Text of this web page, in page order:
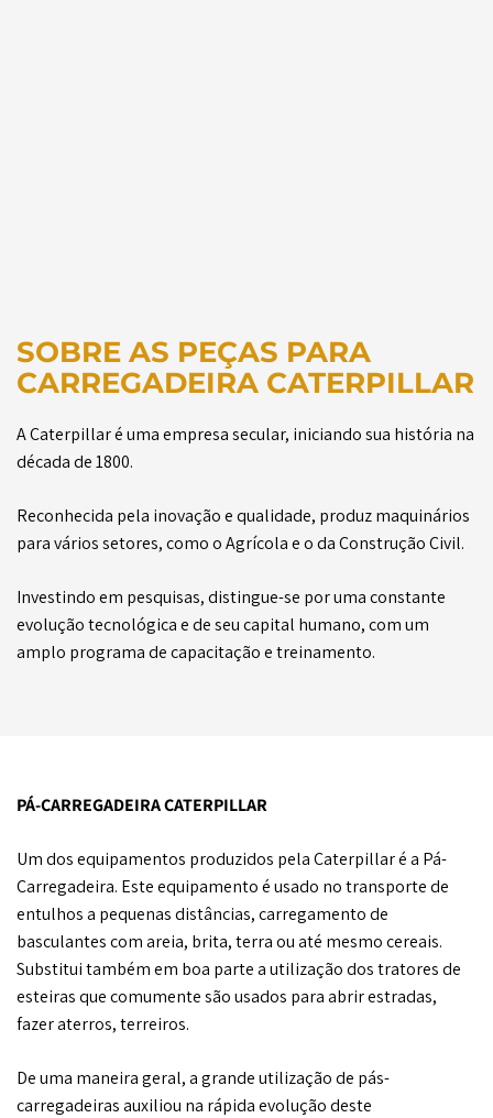
SOBRE AS PEÇAS PARA
CARREGADEIRA CATERPILLAR
A Caterpillar é uma empresa secular, iniciando sua história na
década de 1800.
Reconhecida pela inovação e qualidade, produz maquinários
para vários setores, como o Agrícola e o da Construção Civil.
Investindo em pesquisas, distingue-se por uma constante
evolução tecnológica e de seu capital humano, com um
amplo programa de capacitação e treinamento.
PÁ-CARREGADEIRA CATERPILLAR
Um dos equipamentos produzidos pela Caterpillar é a Pá-
Carregadeira. Este equipamento é usado no transporte de
entulhos a pequenas distâncias, carregamento de
basculantes com areia, brita, terra ou até mesmo cereais.
Substitui também em boa parte a utilização dos tratores de
esteiras que comumente são usados para abrir estradas,
fazer aterros, terreiros.
De uma maneira geral, a grande utilização de pás-
carregadeiras auxiliou na rápida evolução deste